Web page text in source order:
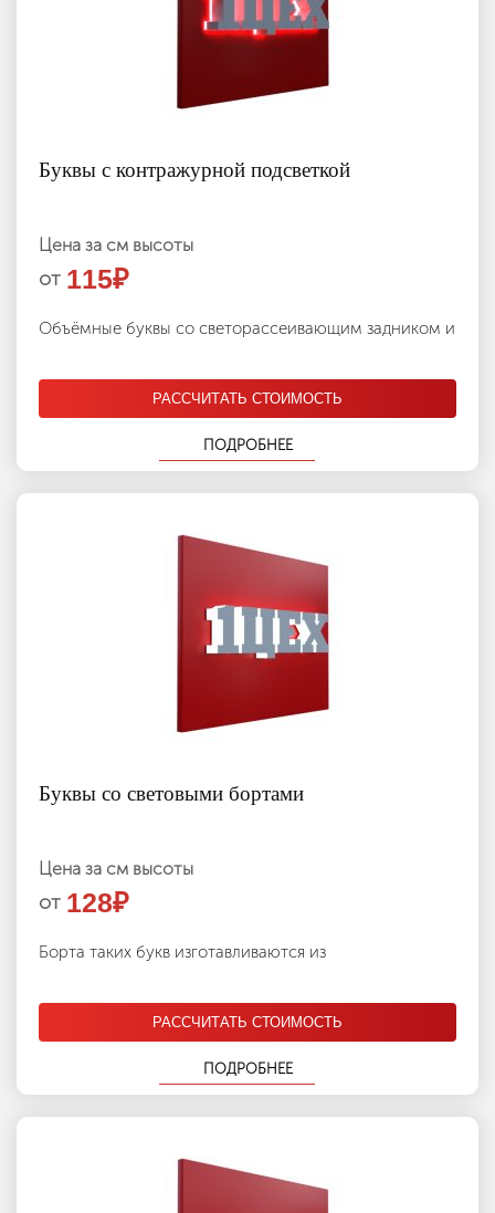
Буквы с контражурной подсветкой
Цена за см высоты
от 115₽
Объёмные буквы со светорассеивающим задником и
РАССЧИТАТЬ СТОИМОСТЬ
ПОДРОБНЕЕ
Буквы со световыми бортами
Цена за см высоты
от 128₽
Борта таких букв изготавливаются из
РАССЧИТАТЬ СТОИМОСТЬ
ПОДРОБНЕЕ